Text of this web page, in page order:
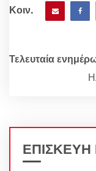
Κοιν.
Τελευταία